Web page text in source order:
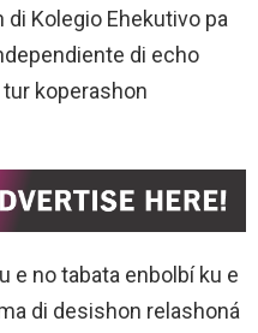
Kolegio Ehekutivo pa
di echo
koperashon
e no tabata enbolbí ku e
di desishon relashoná